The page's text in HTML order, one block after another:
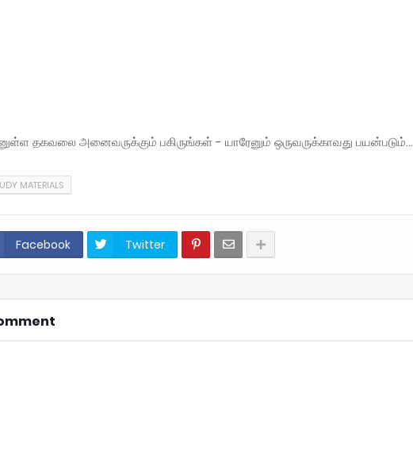
தகவலை அனைவருக்கும் பகிருங்கள் - யாரேனும் ஒருவருக்காவது பயன்படும்...
MATERIALS
Facebook Twitter